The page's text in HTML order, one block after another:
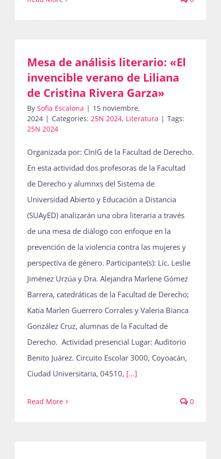
Mesa de análisis literario: «El
invencible verano de Liliana
de Cristina Rivera Garza»
By Sofia Escalona | 15 noviembre,
2024 | Categories: 25N 2024, Literatura | Tags:
25N 2024
Organizada por: CInIG de la Facultad de Derecho.
En esta actividad dos profesoras de la Facultad
de Derecho y alumnxs del Sistema de
Universidad Abierto y Educación a Distancia
(SUAyED) analizarán una obra literaria a través
de una mesa de diálogo con enfoque en la
prevención de la violencia contra las mujeres y
perspectiva de género. Participante(s): Lic. Leslie
Jiménez Urzúa y Dra. Alejandra Marlene Gómez
Barrera, catedráticas de la Facultad de Derecho;
Katia Marlen Guerrero Corrales y Valeria Bianca
González Cruz, alumnas de la Facultad de
Derecho. Actividad presencial Lugar: Auditorio
Benito Juárez. Circuito Escolar 3000, Coyoacán,
Ciudad Universitaria, 04510, [...]
Read More 0